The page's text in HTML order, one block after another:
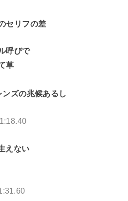
セリフの差
呼びで
草
ズの兆候あるし
えない